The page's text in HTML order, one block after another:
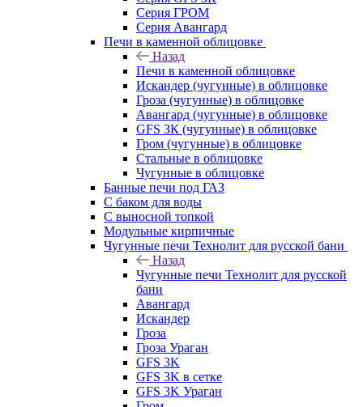
Серия ГРОМ
Серия Авангард
Печи в каменной облицовке
Назад
Печи в каменной облицовке
Искандер (чугунные) в облицовке
Гроза (чугунные) в облицовке
Авангард (чугунные) в облицовке
GFS ЗК (чугунные) в облицовке
Гром (чугунные) в облицовке
Стальные в облицовке
Чугунные в облицовке
Банные печи под ГАЗ
С баком для воды
С выносной топкой
Модульные кирпичные
Чугунные печи Технолит для русской бани
Назад
Чугунные печи Технолит для русской
бани
Авангард
Искандер
Гроза
Гроза Ураган
GFS 3K
GFS 3K в сетке
GFS 3K Ураган